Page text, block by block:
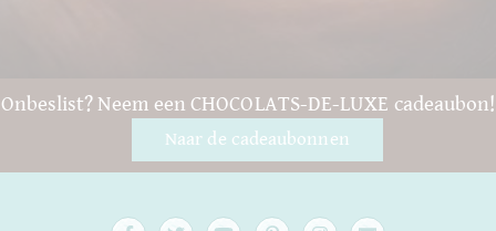
Onbeslist? Neem een CHOCOLATS-DE-LUXE cadeaubon!
Naar de cadeaubonnen